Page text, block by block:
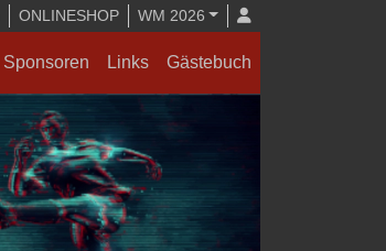
ONLINESHOP WM 2026
Sponsoren Links Gästebuch